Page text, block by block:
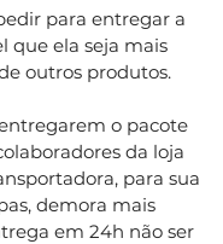
para entregar a
que ela seja mais
outros produtos.
o pacote
da loja
para sua
demora mais
em 24h não ser